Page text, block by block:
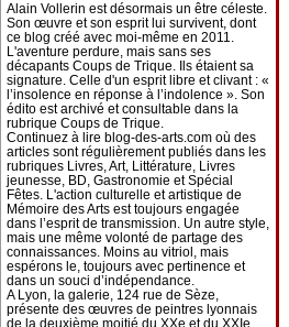
Alain Vollerin est désormais un être céleste.
Son œuvre et son esprit lui survivent, dont
ce blog créé avec moi-même en 2011.
L'aventure perdure, mais sans ses
décapants Coups de Trique. Ils étaient sa
signature. Celle d'un esprit libre et clivant : «
l’insolence en réponse à l’indolence ». Son
édito est archivé et consultable dans la
rubrique Coups de Trique.
Continuez à lire blog-des-arts.com où des
articles sont régulièrement publiés dans les
rubriques Livres, Art, Littérature, Livres
jeunesse, BD, Gastronomie et Spécial
Fêtes. L'action culturelle et artistique de
Mémoire des Arts est toujours engagée
dans l’esprit de transmission. Un autre style,
mais une même volonté de partage des
connaissances. Moins au vitriol, mais
espérons le, toujours avec pertinence et
dans un souci d’indépendance.
A Lyon, la galerie, 124 rue de Sèze,
présente des œuvres de peintres lyonnais
de la deuxième moitié du XXe et du XXIe